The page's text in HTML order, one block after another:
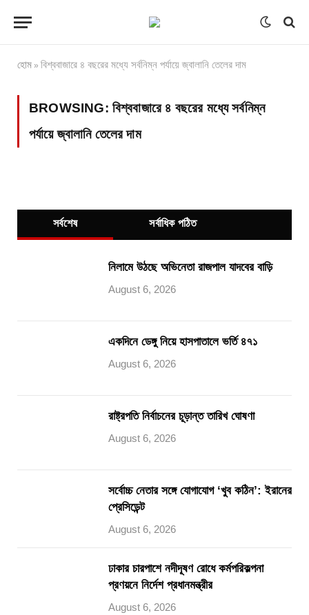
হোম » বিশ্ববাজারে ৪ বছরের মধ্যে সর্বনিম্ন পর্যায়ে জ্বালানি তেলের দাম
BROWSING: বিশ্ববাজারে ৪ বছরের মধ্যে সর্বনিম্ন
পর্যায়ে জ্বালানি তেলের দাম
সর্বশেষ সর্বাধিক পঠিত
নিলামে উঠছে অভিনেতা রাজপাল যাদবের বাড়ি
August 6, 2026
একদিনে ডেঙ্গু নিয়ে হাসপাতালে ভর্তি ৪৭১
August 6, 2026
রাষ্ট্রপতি নির্বাচনের চূড়ান্ত তারিখ ঘোষণা
August 6, 2026
সর্বোচ্চ নেতার সঙ্গে যোগাযোগ ‘খুব কঠিন’: ইরানের
প্রেসিডেন্ট
August 6, 2026
ঢাকার চারপাশে নদীদূষণ রোধে কর্মপরিকল্পনা
প্রণয়নে নির্দেশ প্রধানমন্ত্রীর
August 6, 2026